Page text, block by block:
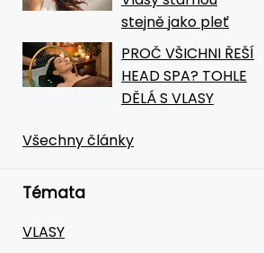
stejně jako pleť
PROČ VŠICHNI ŘEŠÍ
HEAD SPA? TOHLE
DĚLÁ S VLASY
Všechny články
Témata
VLASY